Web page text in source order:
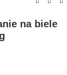
na biele